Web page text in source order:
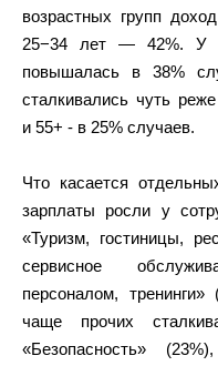
возрастных групп
25−34 лет — 42%. У
повышалась в 38%
сталкивались чуть
и 55+ - в 25% случаев.
Что касается
зарплаты росли у
«Туризм, гостиницы,
сервисное
персоналом,
чаще прочих
«Безопасность»